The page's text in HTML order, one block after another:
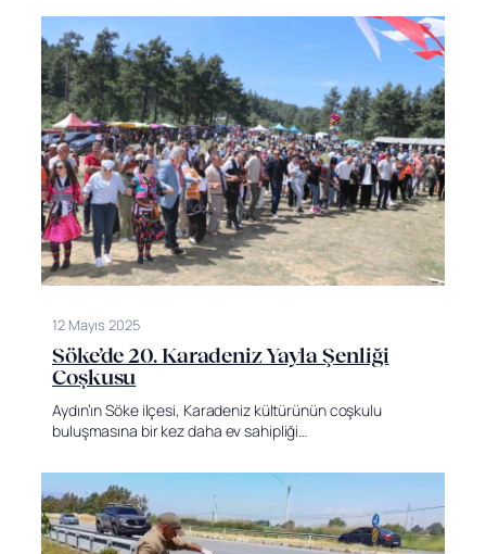
12 Mayıs 2025
Söke’de 20. Karadeniz Yayla Şenliği
Coşkusu
Aydın’ın Söke ilçesi, Karadeniz kültürünün coşkulu
buluşmasına bir kez daha ev sahipliği…